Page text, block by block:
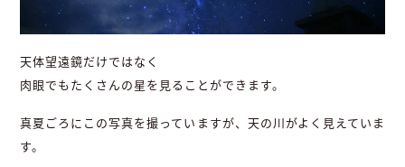
天体望遠鏡だけではなく
肉眼でもたくさんの星を見ることができます。
真夏ごろにこの写真を撮っていますが、天の川がよく見えていま
す。